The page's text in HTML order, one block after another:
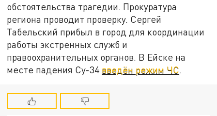
обстоятельства трагедии. Прокуратура
региона проводит проверку. Сергей
Табельский прибыл в город для координации
работы экстренных служб и
правоохранительных органов. В Ейске на
месте падения Су-34 введён режим ЧС.